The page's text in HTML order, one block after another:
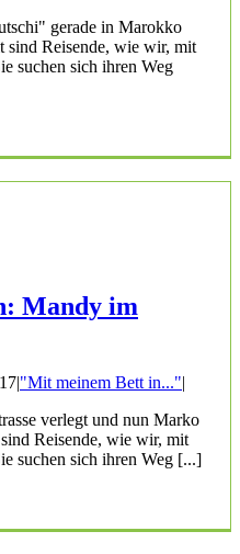
gerade in Marokko
sind Reisende, wie wir, mit
suchen sich ihren Weg
Mandy im
|"Mit meinem Bett in..."|
verlegt und nun Marko
Reisende, wie wir, mit
suchen sich ihren Weg [...]